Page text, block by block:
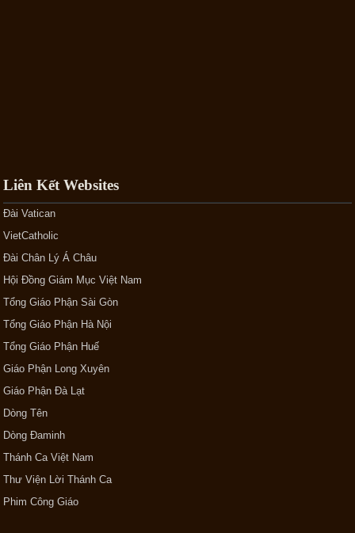
Liên Kết Websites
Đài Vatican
VietCatholic
Đài Chân Lý Á Châu
Hội Đồng Giám Mục Việt Nam
Tổng Giáo Phận Sài Gòn
Tổng Giáo Phận Hà Nội
Tổng Giáo Phận Huế
Giáo Phận Long Xuyên
Giáo Phận Đà Lạt
Dòng Tên
Dòng Đaminh
Thánh Ca Việt Nam
Thư Viện Lời Thánh Ca
Phim Công Giáo